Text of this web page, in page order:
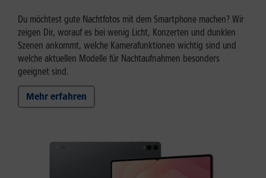
Du möchtest gute Nachtfotos mit dem Smartphone machen? Wir
zeigen Dir, worauf es bei wenig Licht, Konzerten und dunklen
Szenen ankommt, welche Kamerafunktionen wichtig sind und
welche aktuellen Modelle für Nachtaufnahmen besonders
geeignet sind.
Mehr erfahren